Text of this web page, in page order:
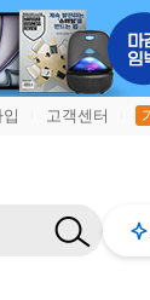
고객센터